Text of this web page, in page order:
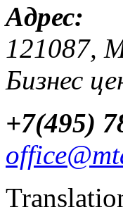
Адрес:
121087,
Бизнес
+7(495)